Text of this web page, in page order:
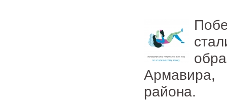
Армавира,
района.